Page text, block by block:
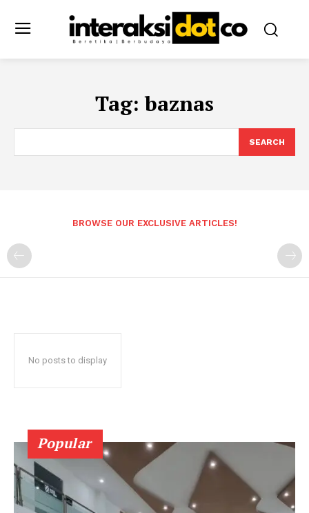
Tag:baznas
SEARCH
BROWSE OUR EXCLUSIVE ARTICLES!
No posts to display
Popular